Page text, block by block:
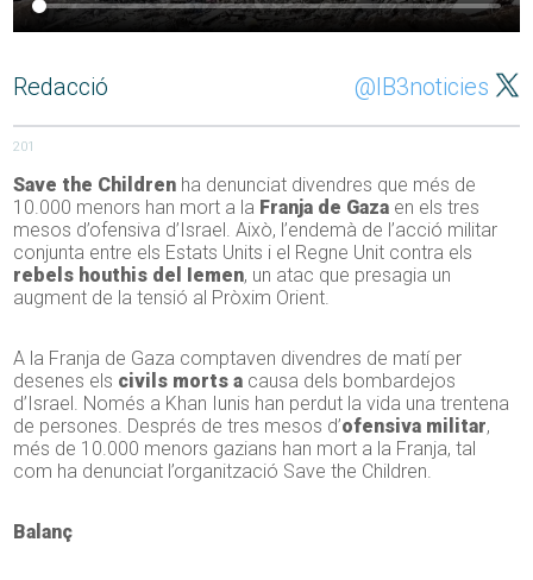
Redacció @IB3noticies
201
Save the Children ha denunciat divendres que més de
10.000 menors han mort a la Franja de Gaza en els tres
mesos d’ofensiva d’Israel. Això, l’endemà de l’acció militar
conjunta entre els Estats Units i el Regne Unit contra els
rebels houthis del Iemen, un atac que presagia un
augment de la tensió al Pròxim Orient.
A la Franja de Gaza comptaven divendres de matí per
desenes els civils morts a causa dels bombardejos
d’Israel. Només a Khan Iunis han perdut la vida una trentena
de persones. Després de tres mesos d’ofensiva militar,
més de 10.000 menors gazians han mort a la Franja, tal
com ha denunciat l’organització Save the Children.
Balanç